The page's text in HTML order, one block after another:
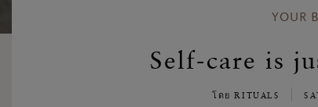
YOUR
Self-care is
โดย RITUALS